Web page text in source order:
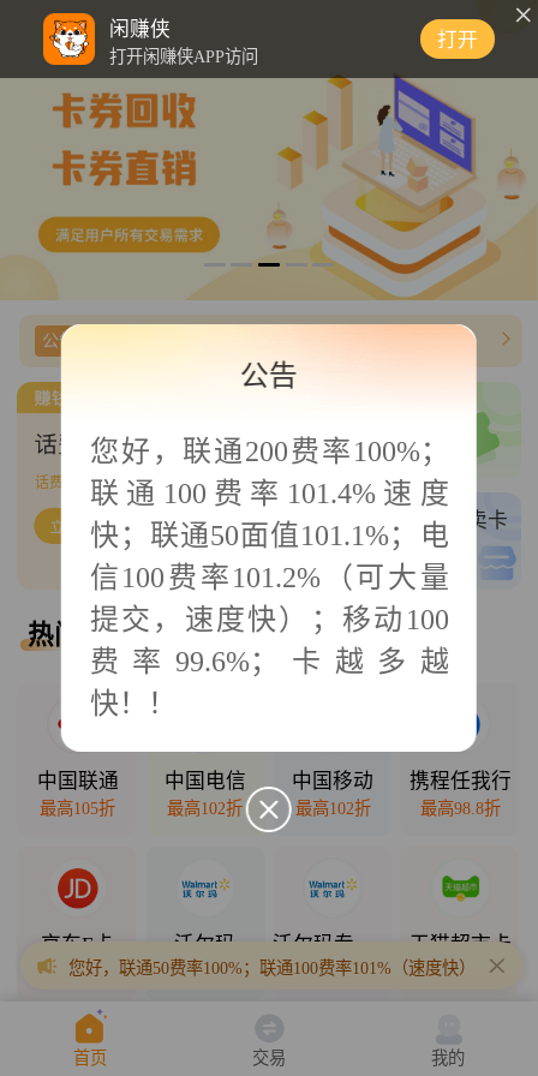
闲赚侠
打开闲赚侠APP访问
打开
公告信息
话费帮充382 单可接
三网话费/商超直充
权益帮充
0 单可接
买卡/卖卡
低买高卖
热门回收 热门直销
中国联通
最高105折
中国电信
最高102折
中国移动
最高102折
携程任我行
最高98.8折
京东E卡
最高98折
沃尔玛
最高98.5折 最高94.3折
天猫超市卡
最高94.7折
公告
您好， 联通200费率100%；
联通100费率101.4%速度
快；联通50面值101.1%；电
信100费率101.2%（可大量
提交，速度快）；移动100
费率99.6%；卡越多越
快！！
2025年10月11日
您好，联通50费率100%；联通100费率101%（速度快）；联通
首页 交易 我的